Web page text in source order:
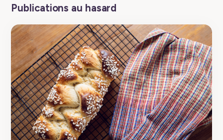
Publications au hasard